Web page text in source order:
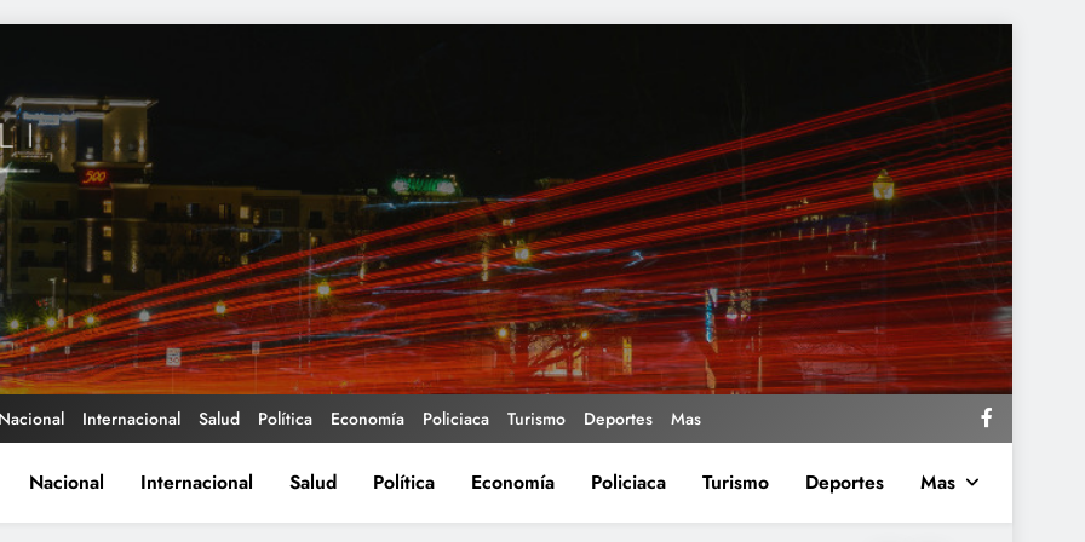
Nacional Internacional Salud Política Economía Policiaca Turismo Deportes Mas
Nacional Internacional Salud Política Economía Policiaca Turismo Deportes Mas